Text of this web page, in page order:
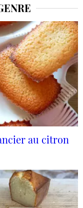
au citron